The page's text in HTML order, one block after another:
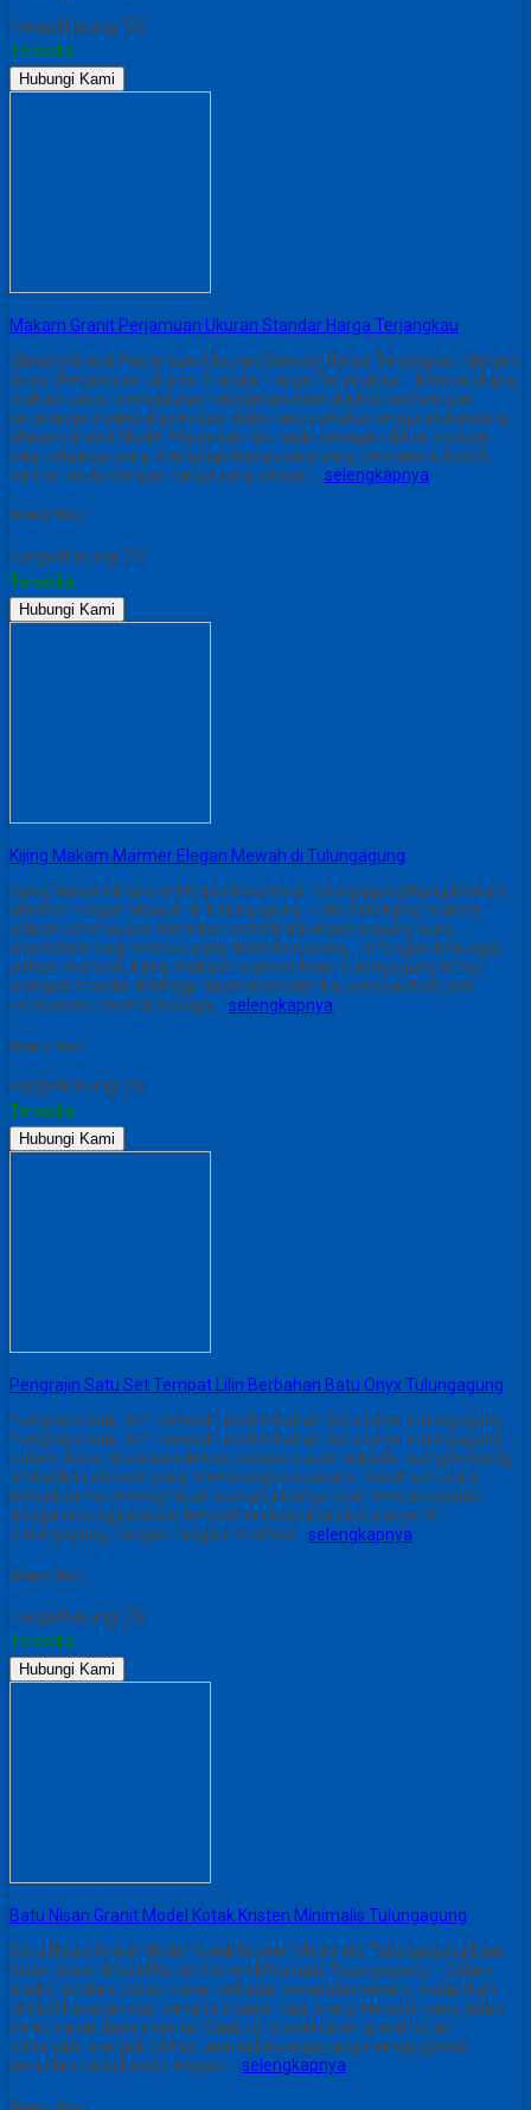
Harga Hubungi CS
Tersedia
Hubungi Kami
Makam Granit Perjamuan Ukuran Standar Harga Terjangkau
Makam Granit Perjamuan Ukuran Standar Harga Terjangkau Makam
Granit Perjamuan Ukuran Standar Harga Terjangkau – Mencari kijing
makam yang memadukan keindahan estetika kristiani dengan
ketahanan material premium tidak harus selalu menguras kantong.
Makam Granit Model Perjamian kini hadir sebagai pilihan populer
bagi keluarga yang menginginkan pusara yang bermakna, kokoh,
namun tetap dengan harga yang sangat… selengkapnya
Share This :
Harga Hubungi CS
Tersedia
Hubungi Kami
Kijing Makam Marmer Elegan Mewah di Tulungagung
Kijing Makam Marmer Elegan Mewah di Tulungagung Kijing Makam
Marmer Elegan Mewah di Tulungagung – Memilih kijing makam
adalah perwujudan dari rasa hormat dan kasih sayang yang
mendalam bagi mereka yang telah berpulang. Di tengah berbagai
pilihan material, kijing makam marmer khas Tulungagung tetap
menjadi standar tertinggi dalam hal estetika, kemewahan, dan
ketahanan. Dikenal sebagai… selengkapnya
Share This :
Harga Hubungi CS
Tersedia
Hubungi Kami
Pengrajin Satu Set Tempat Lilin Berbahan Batu Onyx Tulungagung
Pengrajin Satu Set Tempat Lilin Berbahan Batu Onyx Tulungagung
Pengrajin Satu Set Tempat Lilin Berbahan Batu Onyx Tulungagung –
Dalam dunia dekorasi interior, cahaya bukan sekadar alat penerang,
melainkan elemen yang membangun suasana. Salah satu cara
terbaik untuk menciptakan suasana hangat dan mewah adalah
dengan menggunakan tempat lilin berbahan batu onyx. Di
Tulungagung, tangan-tangan terampil… selengkapnya
Share This :
Harga Hubungi CS
Tersedia
Hubungi Kami
Batu Nisan Granit Model Kotak Kristen Minimalis Tulungagung
Batu Nisan Granit Model Kotak Kristen Minimalis Tulungagung Batu
Nisan Granit Model Kotak Kristen Minimalis Tulungagung – Dalam
tradisi kristiani, nisan bukan sekadar penanda makam, melainkan
simbol harapan dan penghormatan bagi orang terkasih yang telah
beristirahat dalam damai. Saat ini, model nisan granit kotak
minimalis menjadi pilihan utama keluarga yang menginginkan
tampilan yang bersih, elegan,… selengkapnya
Share This :